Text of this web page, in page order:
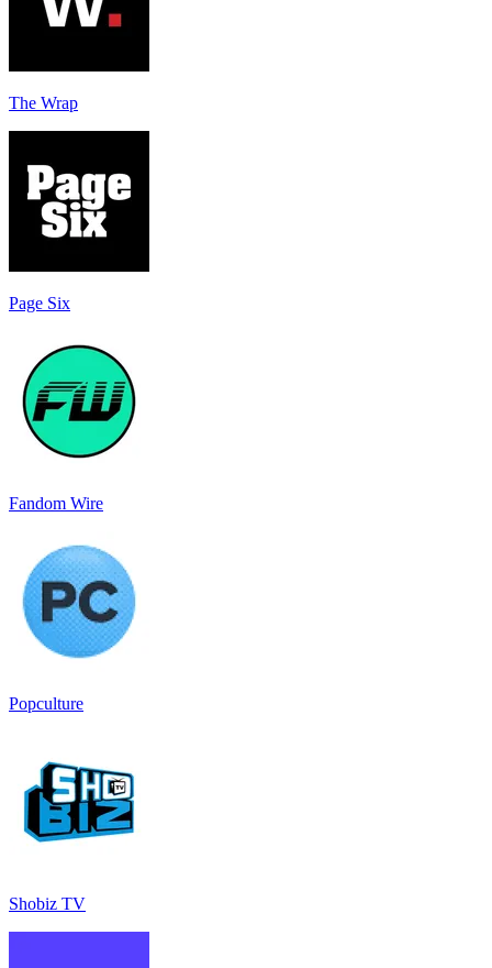
The Wrap
Page Six
Fandom Wire
Popculture
Shobiz TV